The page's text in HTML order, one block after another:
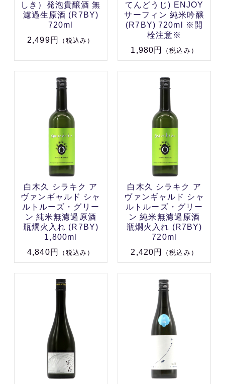
しき）発泡貴醸酒 無
濾過生原酒 (R7BY)
720ml
2,499円
（税込み）
てんどうじ) ENJOY
サーフィン 純米吟醸
(R7BY) 720ml ※開
栓注意※
1,980円
（税込み）
白木久 シラキク ア
ヴァンギャルド シャ
ルトルーズ・グリー
ン 純米無濾過原酒
瓶燗火入れ (R7BY)
1,800ml
4,840円
（税込み）
白木久 シラキク ア
ヴァンギャルド シャ
ルトルーズ・グリー
ン 純米無濾過原酒
瓶燗火入れ (R7BY)
720ml
2,420円
（税込み）